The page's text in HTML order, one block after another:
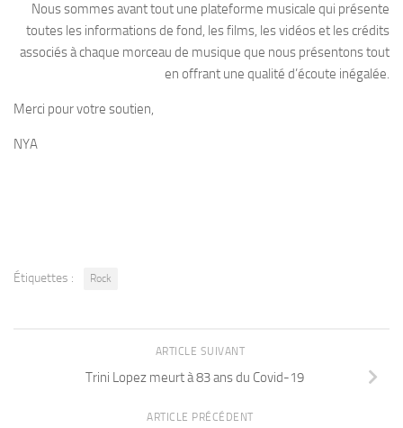
Nous sommes avant tout une plateforme musicale qui présente
toutes les informations de fond, les films, les vidéos et les crédits
associés à chaque morceau de musique que nous présentons tout
en offrant une qualité d’écoute inégalée.
Merci pour votre soutien,
NYA
Étiquettes : Rock
ARTICLE SUIVANT
Trini Lopez meurt à 83 ans du Covid-19
ARTICLE PRÉCÉDENT